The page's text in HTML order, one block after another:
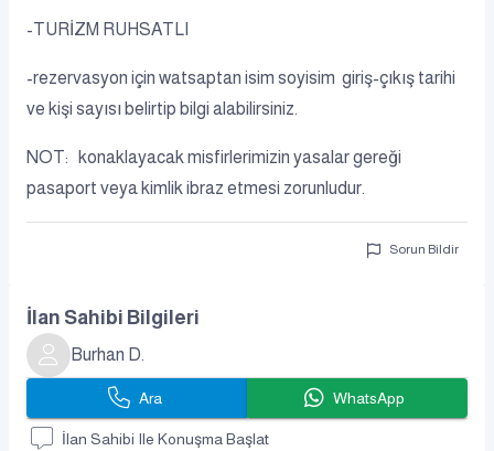
-TURİZM RUHSATLI
-rezervasyon için watsaptan isim soyisim giriş-çıkış tarihi
ve kişi sayısı belirtip bilgi alabilirsiniz.
NOT: konaklayacak misfirlerimizin yasalar gereği
pasaport veya kimlik ibraz etmesi zorunludur.
Sorun Bildir
İlan Sahibi Bilgileri
Burhan D.
Ara WhatsApp
İlan Sahibi Ile Konuşma Başlat